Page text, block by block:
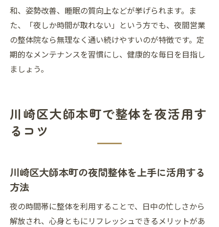
和、姿勢改善、睡眠の質向上などが挙げられます。ま
た、「夜しか時間が取れない」という方でも、夜間営業
の整体院なら無理なく通い続けやすいのが特徴です。定
期的なメンテナンスを習慣にし、健康的な毎日を目指し
ましょう。
川崎区大師本町で整体を夜活用す
るコツ
川崎区大師本町の夜間整体を上手に活用する
方法
夜の時間帯に整体を利用することで、日中の忙しさから
解放され、心身ともにリフレッシュできるメリットがあ